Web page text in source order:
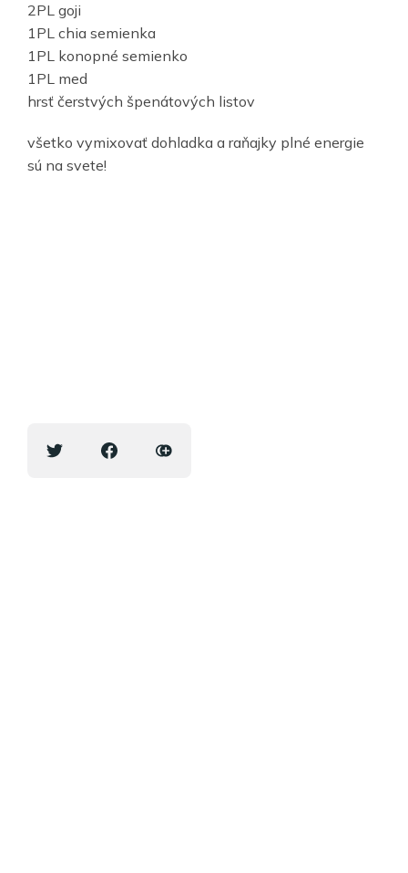
2PL goji
1PL chia semienka
1PL konopné semienko
1PL med
hrsť čerstvých špenátových listov
všetko vymixovať dohladka a raňajky plné energie
sú na svete!